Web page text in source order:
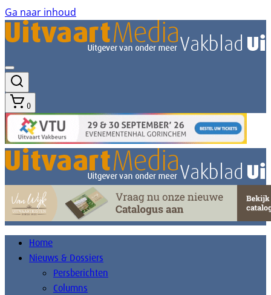
Ga naar inhoud
0
Home
Nieuws & Dossiers
Persberichten
Columns